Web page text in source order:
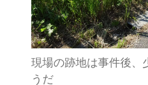
現場の跡地は事件後、
うだ